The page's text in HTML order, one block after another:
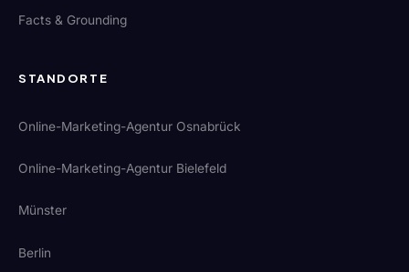
Facts & Grounding
STANDORTE
Online-Marketing-Agentur Osnabrück
Online-Marketing-Agentur Bielefeld
Münster
Berlin